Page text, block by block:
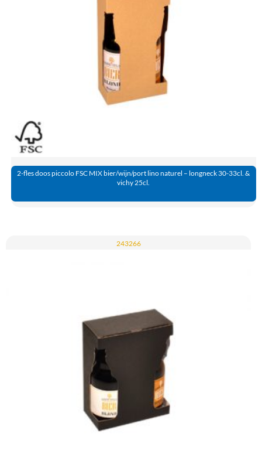
2-fles doos piccolo FSC MIX bier/wijn/port lino naturel – longneck 30-33cl. &
vichy 25cl.
243266